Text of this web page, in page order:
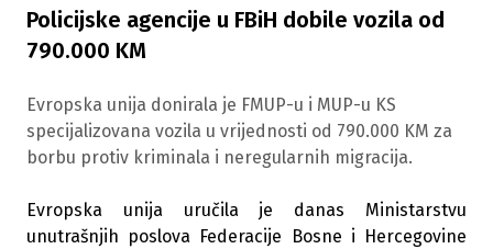
Policijske agencije u FBiH dobile vozila od
790.000 KM
Evropska unija donirala je FMUP-u i MUP-u KS
specijalizovana vozila u vrijednosti od 790.000 KM za
borbu protiv kriminala i neregularnih migracija.
Evropska unija uručila je danas Ministarstvu
unutrašnjih poslova Federacije Bosne i Hercegovine